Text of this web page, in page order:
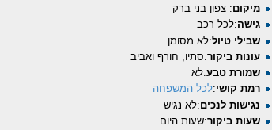
מיקום: צפון בני ברק
גישה:לכל רכב
שבילי טיול:לא מסומן
עונות ביקור:סתיו, חורף ואביב
שמורת טבע:לא
רמת קושי:לכל המשפחה
נגישות לנכים:לא נגיש
שעות ביקור:שעות היום